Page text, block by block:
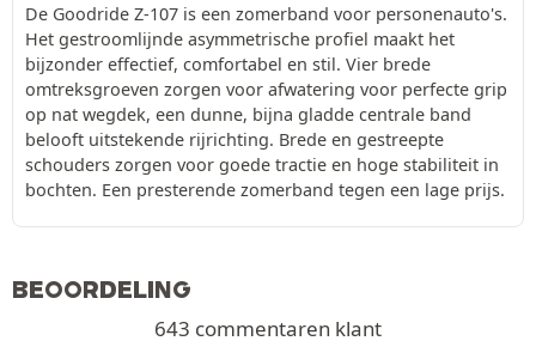
De Goodride Z-107 is een zomerband voor personenauto's.
Het gestroomlijnde asymmetrische profiel maakt het
bijzonder effectief, comfortabel en stil. Vier brede
omtreksgroeven zorgen voor afwatering voor perfecte grip
op nat wegdek, een dunne, bijna gladde centrale band
belooft uitstekende rijrichting. Brede en gestreepte
schouders zorgen voor goede tractie en hoge stabiliteit in
bochten. Een presterende zomerband tegen een lage prijs.
BEOORDELING
643 commentaren klant